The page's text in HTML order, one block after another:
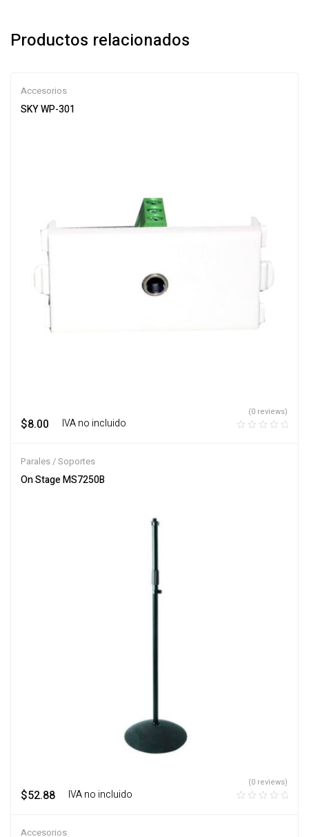
Productos relacionados
Accesorios
SKY WP-301
$8.00 ‎ ‎ ‎ IVA no incluido
(0 reviews)
Parales / Soportes
On Stage MS7250B
$52.88 ‎ ‎ ‎ IVA no incluido
(0 reviews)
Accesorios